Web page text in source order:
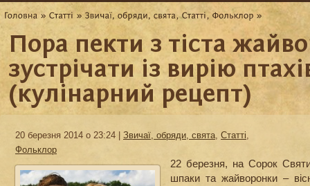
Пора пекти з тіста
зустрічати із вирію
(кулінарний рецепт)
20 березня 2014 о 23:24 | Звичаї, обряди, свята, Статті,
Фольклор
22 березня, на Сорок
шпаки та жайворонки –